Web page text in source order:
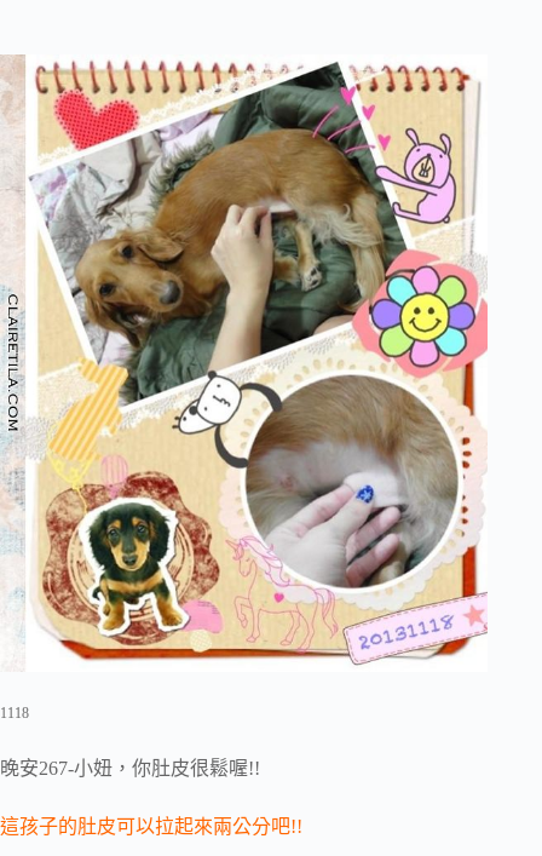
1118
晚安267-小妞，你肚皮很鬆喔!!
這孩子的肚皮可以拉起來兩公分吧!!